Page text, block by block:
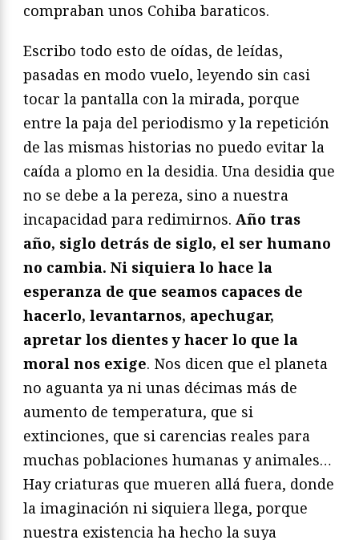
compraban unos Cohiba baraticos.
Escribo todo esto de oídas, de leídas,
pasadas en modo vuelo, leyendo sin casi
tocar la pantalla con la mirada, porque
entre la paja del periodismo y la repetición
de las mismas historias no puedo evitar la
caída a plomo en la desidia. Una desidia que
no se debe a la pereza, sino a nuestra
incapacidad para redimirnos. Año tras
año, siglo detrás de siglo, el ser humano
no cambia. Ni siquiera lo hace la
esperanza de que seamos capaces de
hacerlo, levantarnos, apechugar,
apretar los dientes y hacer lo que la
moral nos exige. Nos dicen que el planeta
no aguanta ya ni unas décimas más de
aumento de temperatura, que si
extinciones, que si carencias reales para
muchas poblaciones humanas y animales…
Hay criaturas que mueren allá fuera, donde
la imaginación ni siquiera llega, porque
nuestra existencia ha hecho la suya